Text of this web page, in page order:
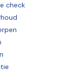
check